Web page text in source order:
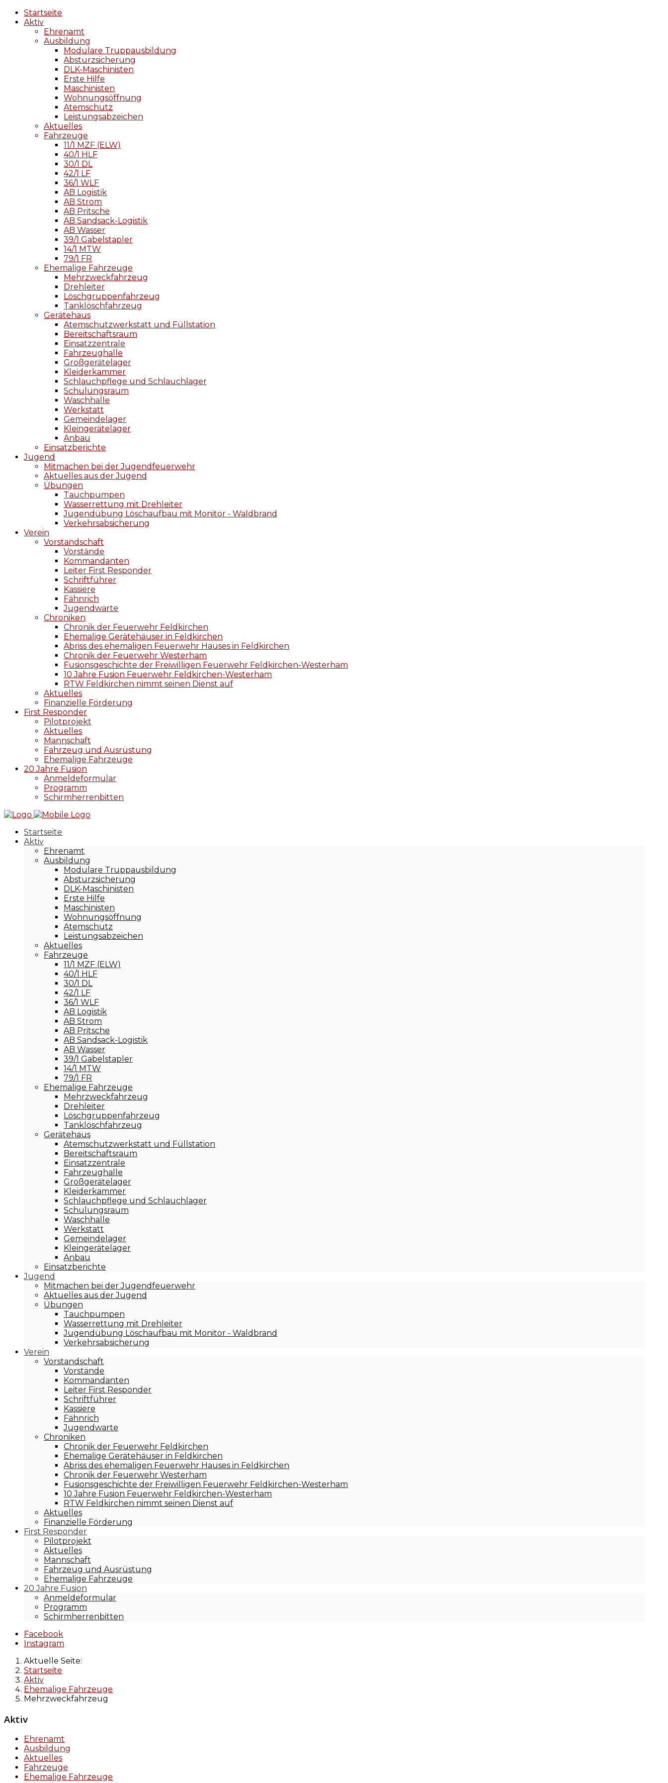
Startseite
Aktiv
Ehrenamt
Ausbildung
Modulare Truppausbildung
Absturzsicherung
DLK-Maschinisten
Erste Hilfe
Maschinisten
Wohnungsöffnung
Atemschutz
Leistungsabzeichen
Aktuelles
Fahrzeuge
11/1 MZF (ELW)
40/1 HLF
30/1 DL
42/1 LF
36/1 WLF
AB Logistik
AB Strom
AB Pritsche
AB Sandsack-Logistik
AB Wasser
39/1 Gabelstapler
14/1 MTW
79/1 FR
Ehemalige Fahrzeuge
Mehrzweckfahrzeug
Drehleiter
Löschgruppenfahrzeug
Tanklöschfahrzeug
Gerätehaus
Atemschutzwerkstatt und Füllstation
Bereitschaftsraum
Einsatzzentrale
Fahrzeughalle
Großgerätelager
Kleiderkammer
Schlauchpflege und Schlauchlager
Schulungsraum
Waschhalle
Werkstatt
Gemeindelager
Kleingerätelager
Anbau
Einsatzberichte
Jugend
Mitmachen bei der Jugendfeuerwehr
Aktuelles aus der Jugend
Übungen
Tauchpumpen
Wasserrettung mit Drehleiter
Jugendübung Löschaufbau mit Monitor - Waldbrand
Verkehrsabsicherung
Verein
Vorstandschaft
Vorstände
Kommandanten
Leiter First Responder
Schriftführer
Kassiere
Fähnrich
Jugendwarte
Chroniken
Chronik der Feuerwehr Feldkirchen
Ehemalige Gerätehäuser in Feldkirchen
Abriss des ehemaligen Feuerwehr Hauses in Feldkirchen
Chronik der Feuerwehr Westerham
Fusionsgeschichte der Freiwilligen Feuerwehr Feldkirchen-Westerham
10 Jahre Fusion Feuerwehr Feldkirchen-Westerham
RTW Feldkirchen nimmt seinen Dienst auf
Aktuelles
Finanzielle Förderung
First Responder
Pilotprojekt
Aktuelles
Mannschaft
Fahrzeug und Ausrüstung
Ehemalige Fahrzeuge
20 Jahre Fusion
Anmeldeformular
Programm
Schirmherrenbitten
Startseite
Aktiv
Ehrenamt
Ausbildung
Modulare Truppausbildung
Absturzsicherung
DLK-Maschinisten
Erste Hilfe
Maschinisten
Wohnungsöffnung
Atemschutz
Leistungsabzeichen
Aktuelles
Fahrzeuge
11/1 MZF (ELW)
40/1 HLF
30/1 DL
42/1 LF
36/1 WLF
AB Logistik
AB Strom
AB Pritsche
AB Sandsack-Logistik
AB Wasser
39/1 Gabelstapler
14/1 MTW
79/1 FR
Ehemalige Fahrzeuge
Mehrzweckfahrzeug
Drehleiter
Löschgruppenfahrzeug
Tanklöschfahrzeug
Gerätehaus
Atemschutzwerkstatt und Füllstation
Bereitschaftsraum
Einsatzzentrale
Fahrzeughalle
Großgerätelager
Kleiderkammer
Schlauchpflege und Schlauchlager
Schulungsraum
Waschhalle
Werkstatt
Gemeindelager
Kleingerätelager
Anbau
Einsatzberichte
Jugend
Mitmachen bei der Jugendfeuerwehr
Aktuelles aus der Jugend
Übungen
Tauchpumpen
Wasserrettung mit Drehleiter
Jugendübung Löschaufbau mit Monitor - Waldbrand
Verkehrsabsicherung
Verein
Vorstandschaft
Vorstände
Kommandanten
Leiter First Responder
Schriftführer
Kassiere
Fähnrich
Jugendwarte
Chroniken
Chronik der Feuerwehr Feldkirchen
Ehemalige Gerätehäuser in Feldkirchen
Abriss des ehemaligen Feuerwehr Hauses in Feldkirchen
Chronik der Feuerwehr Westerham
Fusionsgeschichte der Freiwilligen Feuerwehr Feldkirchen-Westerham
10 Jahre Fusion Feuerwehr Feldkirchen-Westerham
RTW Feldkirchen nimmt seinen Dienst auf
Aktuelles
Finanzielle Förderung
First Responder
Pilotprojekt
Aktuelles
Mannschaft
Fahrzeug und Ausrüstung
Ehemalige Fahrzeuge
20 Jahre Fusion
Anmeldeformular
Programm
Schirmherrenbitten
Facebook
Instagram
Aktuelle Seite:
Startseite
Aktiv
Ehemalige Fahrzeuge
Mehrzweckfahrzeug
Aktiv
Ehrenamt
Ausbildung
Aktuelles
Fahrzeuge
Ehemalige Fahrzeuge